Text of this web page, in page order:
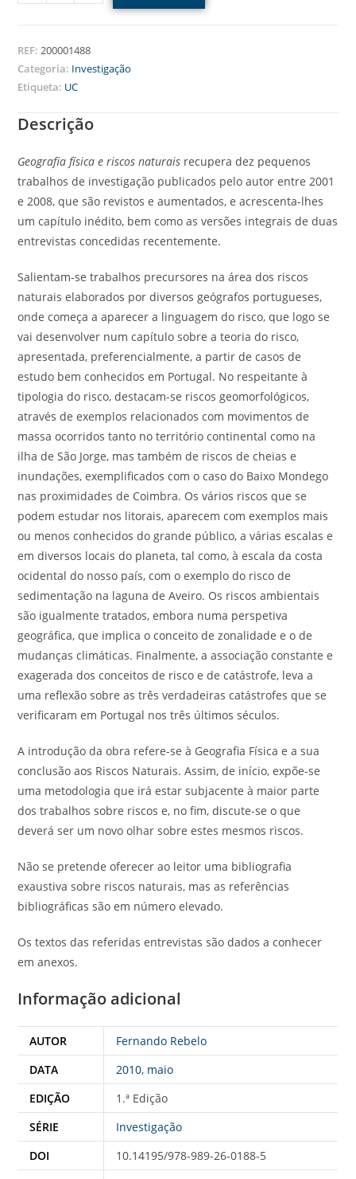
REF:200001488
Categoria: Investigação
Etiqueta: UC
Descrição
Geografia física e riscos naturais recupera dez pequenos
trabalhos de investigação publicados pelo autor entre 2001
e 2008, que são revistos e aumentados, e acrescenta-lhes
um capítulo inédito, bem como as versões integrais de duas
entrevistas concedidas recentemente.
Salientam-se trabalhos precursores na área dos riscos
naturais elaborados por diversos geógrafos portugueses,
onde começa a aparecer a linguagem do risco, que logo se
vai desenvolver num capítulo sobre a teoria do risco,
apresentada, preferencialmente, a partir de casos de
estudo bem conhecidos em Portugal. No respeitante à
tipologia do risco, destacam-se riscos geomorfológicos,
através de exemplos relacionados com movimentos de
massa ocorridos tanto no território continental como na
ilha de São Jorge, mas também de riscos de cheias e
inundações, exemplificados com o caso do Baixo Mondego
nas proximidades de Coimbra. Os vários riscos que se
podem estudar nos litorais, aparecem com exemplos mais
ou menos conhecidos do grande público, a várias escalas e
em diversos locais do planeta, tal como, à escala da costa
ocidental do nosso país, com o exemplo do risco de
sedimentação na laguna de Aveiro. Os riscos ambientais
são igualmente tratados, embora numa perspetiva
geográfica, que implica o conceito de zonalidade e o de
mudanças climáticas. Finalmente, a associação constante e
exagerada dos conceitos de risco e de catástrofe, leva a
uma reflexão sobre as três verdadeiras catástrofes que se
verificaram em Portugal nos três últimos séculos.
A introdução da obra refere-se à Geografia Física e a sua
conclusão aos Riscos Naturais. Assim, de início, expõe-se
uma metodologia que irá estar subjacente à maior parte
dos trabalhos sobre riscos e, no fim, discute-se o que
deverá ser um novo olhar sobre estes mesmos riscos.
Não se pretende oferecer ao leitor uma bibliografia
exaustiva sobre riscos naturais, mas as referências
bibliográficas são em número elevado.
Os textos das referidas entrevistas são dados a conhecer
em anexos.
Informação adicional
AUTOR
Fernando Rebelo
DATA
2010, maio
EDIÇÃO
1.ª Edição
SÉRIE
Investigação
DOI
10.14195/978-989-26-0188-5